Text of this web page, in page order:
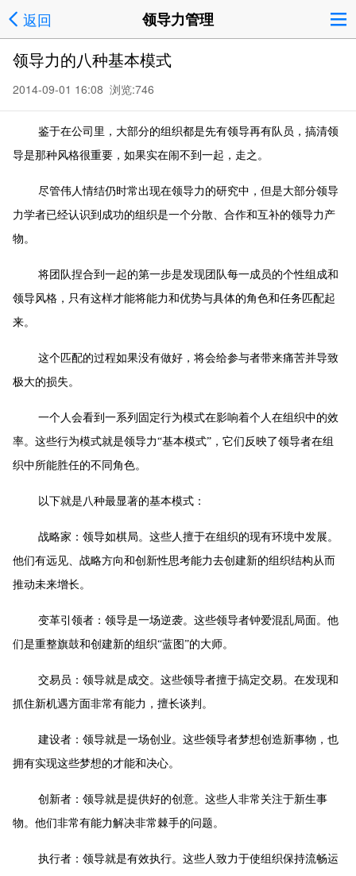
返回 领导力管理
领导力的八种基本模式
2014-09-01 16:08 浏览:746
鉴于在公司里，大部分的组织都是先有领导再有队员，搞清领
导是那种风格很重要，如果实在闹不到一起，走之。
尽管伟人情结仍时常出现在领导力的研究中，但是大部分领导
力学者已经认识到成功的组织是一个分散、合作和互补的领导力产
物。
将团队捏合到一起的第一步是发现团队每一成员的个性组成和
领导风格，只有这样才能将能力和优势与具体的角色和任务匹配起
来。
这个匹配的过程如果没有做好，将会给参与者带来痛苦并导致
极大的损失。
一个人会看到一系列固定行为模式在影响着个人在组织中的效
率。这些行为模式就是领导力“基本模式”，它们反映了领导者在组
织中所能胜任的不同角色。
以下就是八种最显著的基本模式：
战略家：领导如棋局。这些人擅于在组织的现有环境中发展。
他们有远见、战略方向和创新性思考能力去创建新的组织结构从而
推动未来增长。
变革引领者：领导是一场逆袭。这些领导者钟爱混乱局面。他
们是重整旗鼓和创建新的组织“蓝图”的大师。
交易员：领导就是成交。这些领导者擅于搞定交易。在发现和
抓住新机遇方面非常有能力，擅长谈判。
建设者：领导就是一场创业。这些领导者梦想创造新事物，也
拥有实现这些梦想的才能和决心。
创新者：领导就是提供好的创意。这些人非常关注于新生事
物。他们非常有能力解决非常棘手的问题。
执行者：领导就是有效执行。这些人致力于使组织保持流畅运